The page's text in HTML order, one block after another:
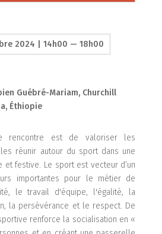
2024 | 14h00 — 18h00
Guébré-Mariam, Churchill
Éthiopie
rencontre est de valoriser les
réunir autour du sport dans une
et festive. Le sport est vecteur d’un
importantes pour le métier de
le travail d'équipe, l'égalité, la
la persévérance et le respect. De
renforce la socialisation en «
1